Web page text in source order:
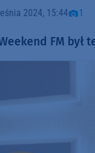
2024, 15:44 1
FM był